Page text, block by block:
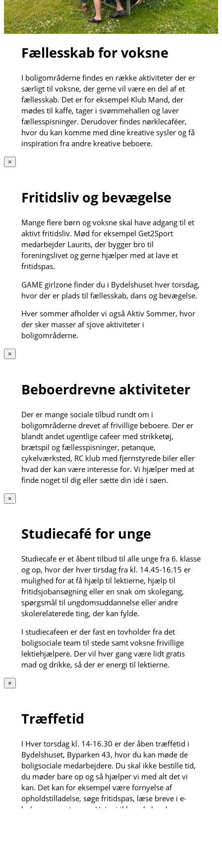
Fællesskab for voksne
I boligområderne findes en række aktiviteter der er
særligt til voksne, der gerne vil være en del af et
fællesskab. Det er for eksempel Klub Mand, der
mødes til kaffe, tager i svømmehallen og laver
fællesspisninger. Derudover findes nørklecaféer,
hvor du kan komme med dine kreative sysler og få
inspiration fra andre kreative beboere.
×
Fritidsliv og bevægelse
Mange flere børn og voksne skal have adgang til et
aktivt fritidsliv. Mød for eksempel Get2Sport
medarbejder Laurits, der bygger bro til
foreningslivet og gerne hjælper med at lave et
fritidspas.
GAME girlzone finder du i Bydelshuset hver torsdag,
hvor der er plads til fællesskab, dans og bevægelse.
Hver sommer afholder vi også Aktiv Sommer, hvor
der sker masser af sjove aktiviteter i
boligområderne.
×
Beboerdrevne aktiviteter
Der er mange sociale tilbud rundt om i
boligområderne drevet af frivillige beboere. Der er
blandt andet ugentlige cafeer med strikketøj,
brætspil og fællesspisninger, petanque,
cykelværksted, RC klub med fjernstyrede biler eller
hvad der kan være interesse for. Vi hjælper med at
finde noget til dig eller sætte din idé i søen.
×
Studiecafé for unge
Studiecafe er et åbent tilbud til alle unge fra 6. klasse
og op, hvor der hver tirsdag fra kl. 14.45-16.15 er
mulighed for at få hjælp til lektierne, hjælp til
fritidsjobansøgning eller en snak om skolegang,
spørgsmål til ungdomsuddannelse eller andre
skolerelaterede ting, der kan fylde.
I studiecafeen er der fast en tovholder fra det
boligsociale team til stede samt voksne frivillige
lektiehjælpere. Der vil hver gang være lidt gratis
mad og drikke, så der er energi til lektierne.
×
Træffetid
I Hver torsdag kl. 14-16.30 er der åben træffetid i
Bydelshuset, Byparken 43, hvor du kan møde de
boligsociale medarbejdere. Du skal ikke bestille tid,
du møder bare op og så hjælper vi med alt det vi
kan. Det kan for eksempel være fornyelse af
opholdstilladelse, søge fritidspas, læse breve i e-
boks og meget mere. Hvis vi ikke selv kan løse